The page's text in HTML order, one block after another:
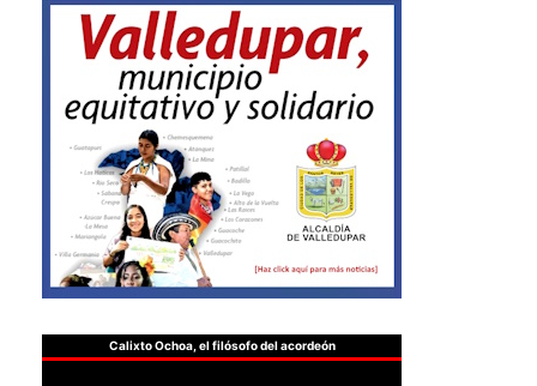
Calixto Ochoa, el filósofo del acordeón